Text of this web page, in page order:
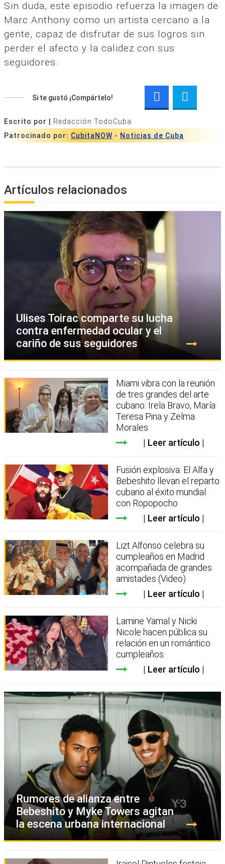
Sin duda, este episodio refuerza la imagen de
Marc Anthony como un artista cercano a la
gente, capaz de disfrutar de sus logros sin
perder el afecto y la calidez con sus
seguidores.
Si te gustó ¡Compártelo!
Escrito por |
Redacción TodoCuba
Patrocinado por: CubitaNOW - Noticias de Cuba
Artículos relacionados
Ulises Toirac comparte su lucha
contra enfermedad ocular y el
cariño de sus seguidores
Miami vibra con la reunión
de tres grandes del arte
cubano: Irela Bravo, María
Teresa Pina y Zelma
Morales
Leer artículo
Fusión explosiva: El Alfa y
Bebeshito llevan el reparto
cubano al éxito mundial
con Ropopocho
Leer artículo
Lizt Alfonso celebra su
cumpleaños en Madrid
acompañada de grandes
amistades (Video)
Leer artículo
Lamine Yamal y Nicki
Nicole hacen pública su
relación en un romántico
cumpleaños
Leer artículo
Rumores de alianza entre
Bebeshito y Myke Towers agitan
la escena urbana internacional